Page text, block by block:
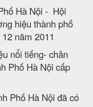
Hà Nội - Hội
hiệu thành phố
năm 2011
nổi tiếng- chân
Phố Hà Nội cấp
Phố Hà Nội đã có